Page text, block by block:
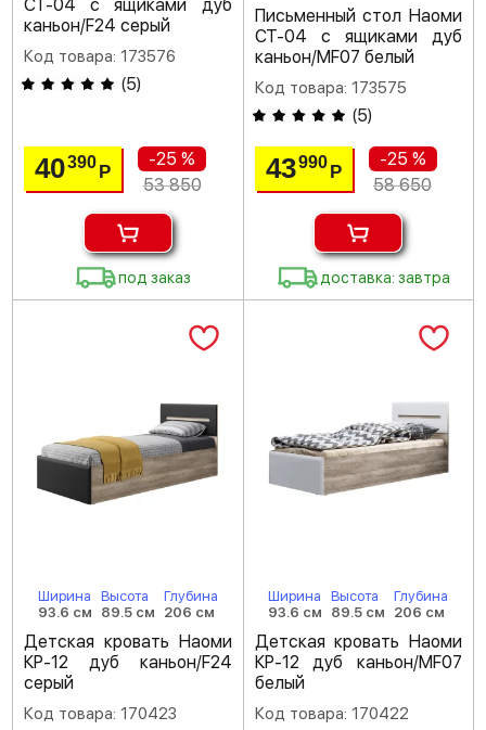
СТ-04 с ящиками дуб
каньон/F24 серый
Код товара: 173576
(5)
40390Р
-25 %
53 850
под заказ
Письменный стол Наоми
СТ-04 с ящиками дуб
каньон/MF07 белый
Код товара: 173575
(5)
43990 Р
-25 %
58 650
доставка: завтра
Ширина
93.6 см
Высота
89.5 см
Глубина
206 см
Детская кровать Наоми
КР-12 дуб каньон/F24
серый
Код товара: 170423
Ширина
93.6 см
Высота
89.5 см
Глубина
206 см
Детская кровать Наоми
КР-12 дуб каньон/MF07
белый
Код товара: 170422